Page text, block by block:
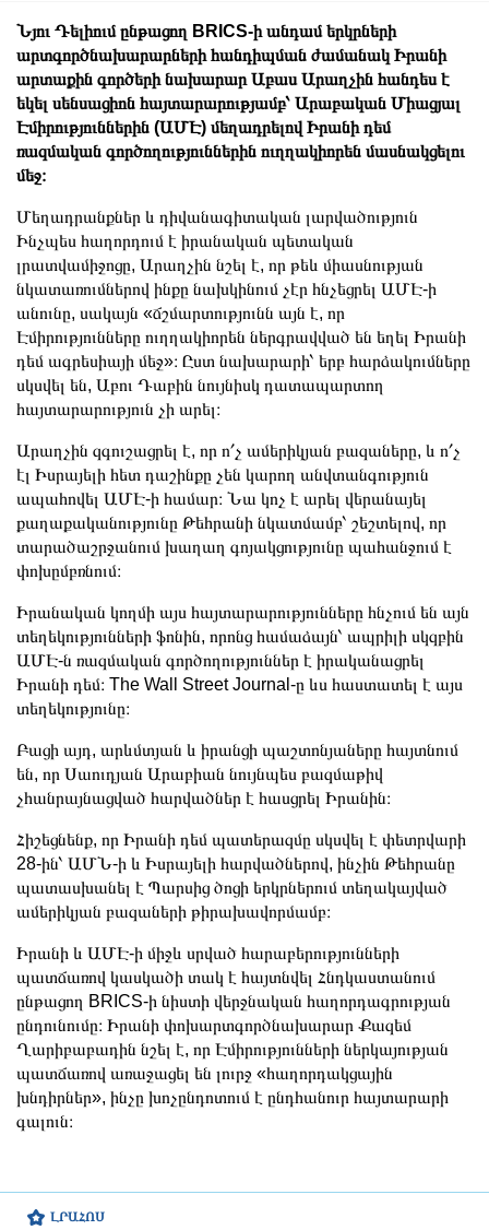
ԼՐԱՀՈՍ
Նյու Դելիում ընթացող BRICS-ի անդամ երկրների
արտգործնախարարների հանդիպման ժամանակ Իրանի
արտաքին գործերի նախարար Աբաս Արաղչին հանդես է
եկել սենսացիոն հայտարարությամբ՝ Արաբական Միացյալ
Էմիրություններին (ԱՄԷ) մեղադրելով Իրանի դեմ
ռազմական գործողություններին ուղղակիորեն մասնակցելու
մեջ։
Մեղադրանքներ և դիվանագիտական լարվածություն
Ինչպես հաղորդում է իրանական պետական
լրատվամիջոցը, Արաղչին նշել է, որ թեև միասնության
նկատառումներով ինքը նախկինում չէր հնչեցրել ԱՄԷ-ի
անունը, սակայն «ճշմարտությունն այն է, որ
Էմիրությունները ուղղակիորեն ներգրավված են եղել Իրանի
դեմ ագրեսիայի մեջ»։ Ըստ նախարարի՝ երբ հարձակումները
սկսվել են, Աբու Դաբին նույնիսկ դատապարտող
հայտարարություն չի արել։
Արաղչին զգուշացրել է, որ ո՛չ ամերիկյան բազաները, և ո՛չ
էլ Իսրայելի հետ դաշինքը չեն կարող անվտանգություն
ապահովել ԱՄԷ-ի համար։ Նա կոչ է արել վերանայել
քաղաքականությունը Թեհրանի նկատմամբ՝ շեշտելով, որ
տարածաշրջանում խաղաղ գոյակցությունը պահանջում է
փոխըմբռնում։
Իրանական կողմի այս հայտարարությունները հնչում են այն
տեղեկությունների ֆոնին, որոնց համաձայն՝ ապրիլի սկզբին
ԱՄԷ-ն ռազմական գործողություններ է իրականացրել
Իրանի դեմ։ The Wall Street Journal-ը ևս հաստատել է այս
տեղեկությունը։
Բացի այդ, արևմտյան և իրանցի պաշտոնյաները հայտնում
են, որ Սաուդյան Արաբիան նույնպես բազմաթիվ
չհանրայնացված հարվածներ է հասցրել Իրանին։
Հիշեցնենք, որ Իրանի դեմ պատերազմը սկսվել է փետրվարի
28-ին՝ ԱՄՆ-ի և Իսրայելի հարվածներով, ինչին Թեհրանը
պատասխանել է Պարսից ծոցի երկրներում տեղակայված
ամերիկյան բազաների թիրախավորմամբ։
Իրանի և ԱՄԷ-ի միջև սրված հարաբերությունների
պատճառով կասկածի տակ է հայտնվել Հնդկաստանում
ընթացող BRICS-ի նիստի վերջնական հաղորդագրության
ընդունումը։ Իրանի փոխարտգործնախարար Քազեմ
Ղարիբաբադին նշել է, որ Էմիրությունների ներկայության
պատճառով առաջացել են լուրջ «հաղորդակցային
խնդիրներ», ինչը խոչընդոտում է ընդհանուր հայտարարի
գալուն։